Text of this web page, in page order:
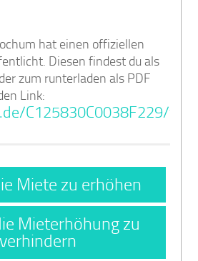
hat einen offiziellen
Diesen findest du als
zum runterladen als PDF
Link:
C125830C0038F229/
Miete zu erhöhen
Mieterhöhung zu
verhindern